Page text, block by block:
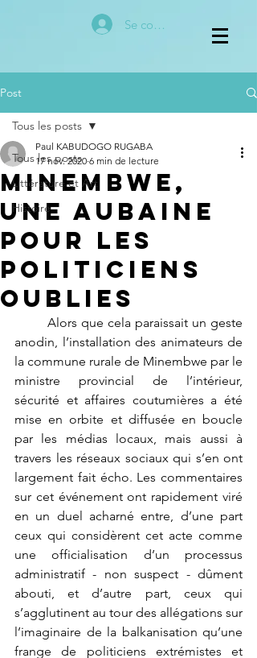
Se connecter
Post
Tous les posts
Littérature et Art
Histoire
Tous les posts
MINEMBWE,
UNE AUBAINE
POUR LES
POLITICIENS
OUBLIES
Paul KABUDOGO RUGABA
17 nov. 2020 6 min de lecture
anodin, l’installation des animateurs de
la commune rurale de Minembwe par le
ministre provincial de l’intérieur,
sécurité et affaires coutumières a été
mise en orbite et diffusée en boucle
par les médias locaux, mais aussi à
travers les réseaux sociaux qui s’en ont
largement fait écho. Les commentaires
sur cet événement ont rapidement viré
en un duel acharné entre, d’une part
ceux qui considèrent cet acte comme
une officialisation d’un processus
administratif - non suspect - dûment
abouti, et d’autre part, ceux qui
s’agglutinent au tour des allégations sur
l’imaginaire de la balkanisation qu’une
frange de politiciens extrémistes et